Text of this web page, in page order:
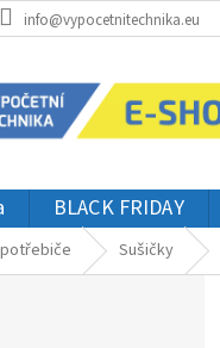
info@vypocetnitechnika.eu
BLACK FRIDAY
Sušičky